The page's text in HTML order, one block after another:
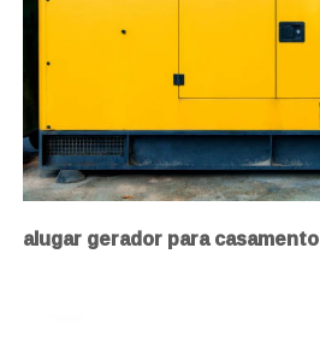
alugar gerador para casamento